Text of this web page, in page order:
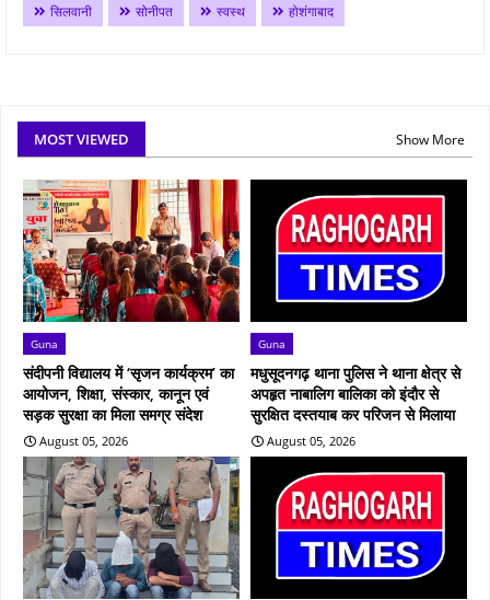
सिलवानी
सोनीपत स्वस्थ होशंगाबाद
MOST VIEWED Show More
Guna
संदीपनी विद्यालय में ‘सृजन कार्यक्रम’ का
आयोजन, शिक्षा, संस्कार, कानून एवं
सड़क सुरक्षा का मिला समग्र संदेश
August 05, 2026
Guna
मधुसूदनगढ़ थाना पुलिस ने थाना क्षेत्र से
अपहृत नाबालिग बालिका को इंदौर से
सुरक्षित दस्तयाब कर परिजन से मिलाया
August 05, 2026